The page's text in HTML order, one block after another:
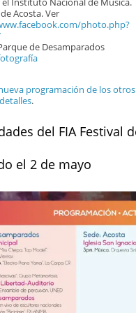
Acosta. Ver
photo.php?
de Desamparados
programación de los
.
del FIA Festival
el 2 de mayo